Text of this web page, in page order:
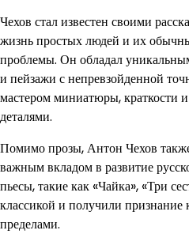
Чехов стал известен своими
жизнь простых людей и их
проблемы. Он обладал
и пейзажи с непревзойденной
мастером миниатюры, краткости
деталями.
Помимо прозы, Антон Чехов
важным вкладом в развитие
пьесы, такие как «Чайка», «Три
классикой и получили признание
пределами.